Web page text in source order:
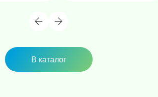
В каталог